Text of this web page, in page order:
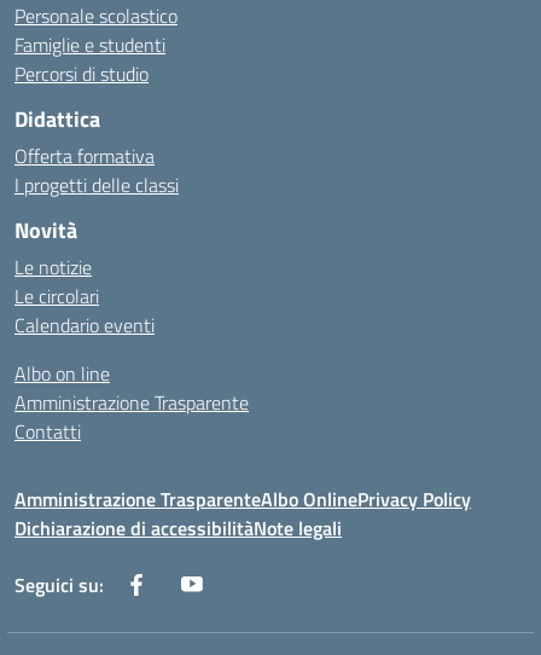
Personale scolastico
Famiglie e studenti
Percorsi di studio
Didattica
Offerta formativa
I progetti delle classi
Novità
Le notizie
Le circolari
Calendario eventi
Albo on line
Amministrazione Trasparente
Contatti
Amministrazione TrasparenteAlbo OnlinePrivacy Policy
Dichiarazione di accessibilitàNote legali
Seguici su: